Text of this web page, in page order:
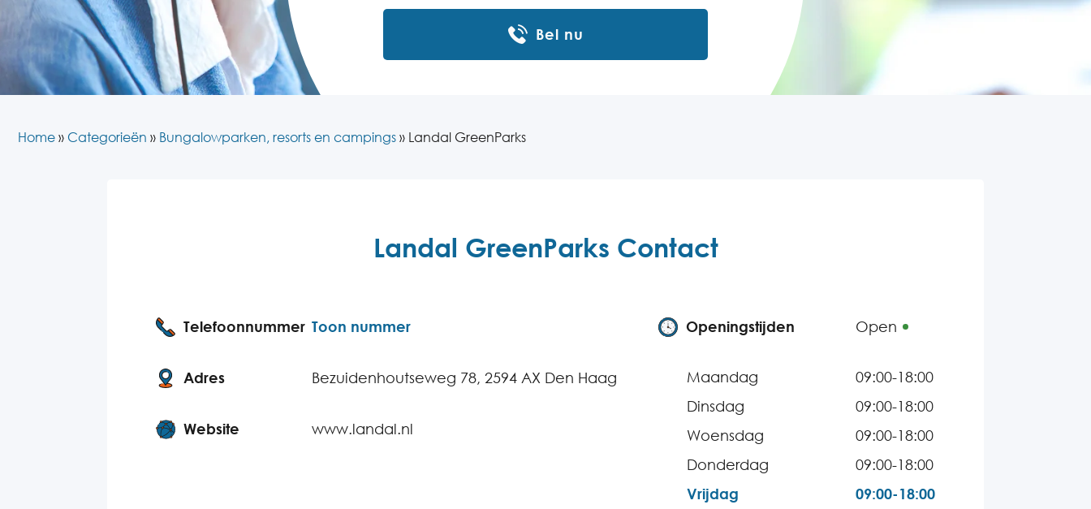
Bel nu
Home » Categorieën » Bungalowparken, resorts en campings » Landal GreenParks
Landal GreenParks Contact
Telefoonnummer Toon nummer
Adres Bezuidenhoutseweg 78, 2594 AX Den Haag
Website www.landal.nl
Openingstijden Open
Maandag
09:00-18:00
Dinsdag
09:00-18:00
Woensdag
09:00-18:00
Donderdag
09:00-18:00
Vrijdag
09:00-18:00